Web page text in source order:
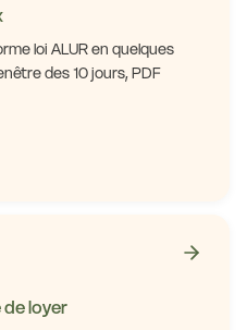
loi ALUR en quelques
des 10 jours, PDF
loyer